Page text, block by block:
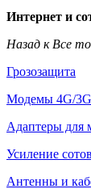
Интернет и
Назад к Все
Грозозащита
Модемы 4G/3G
Адаптеры для
Усиление
Антенны и